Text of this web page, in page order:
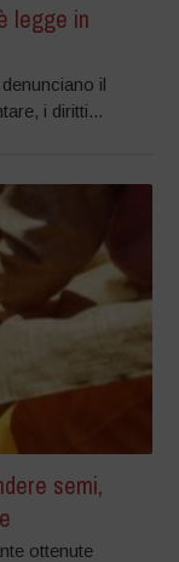
legge in
il
i diritti...
semi,
ottenute